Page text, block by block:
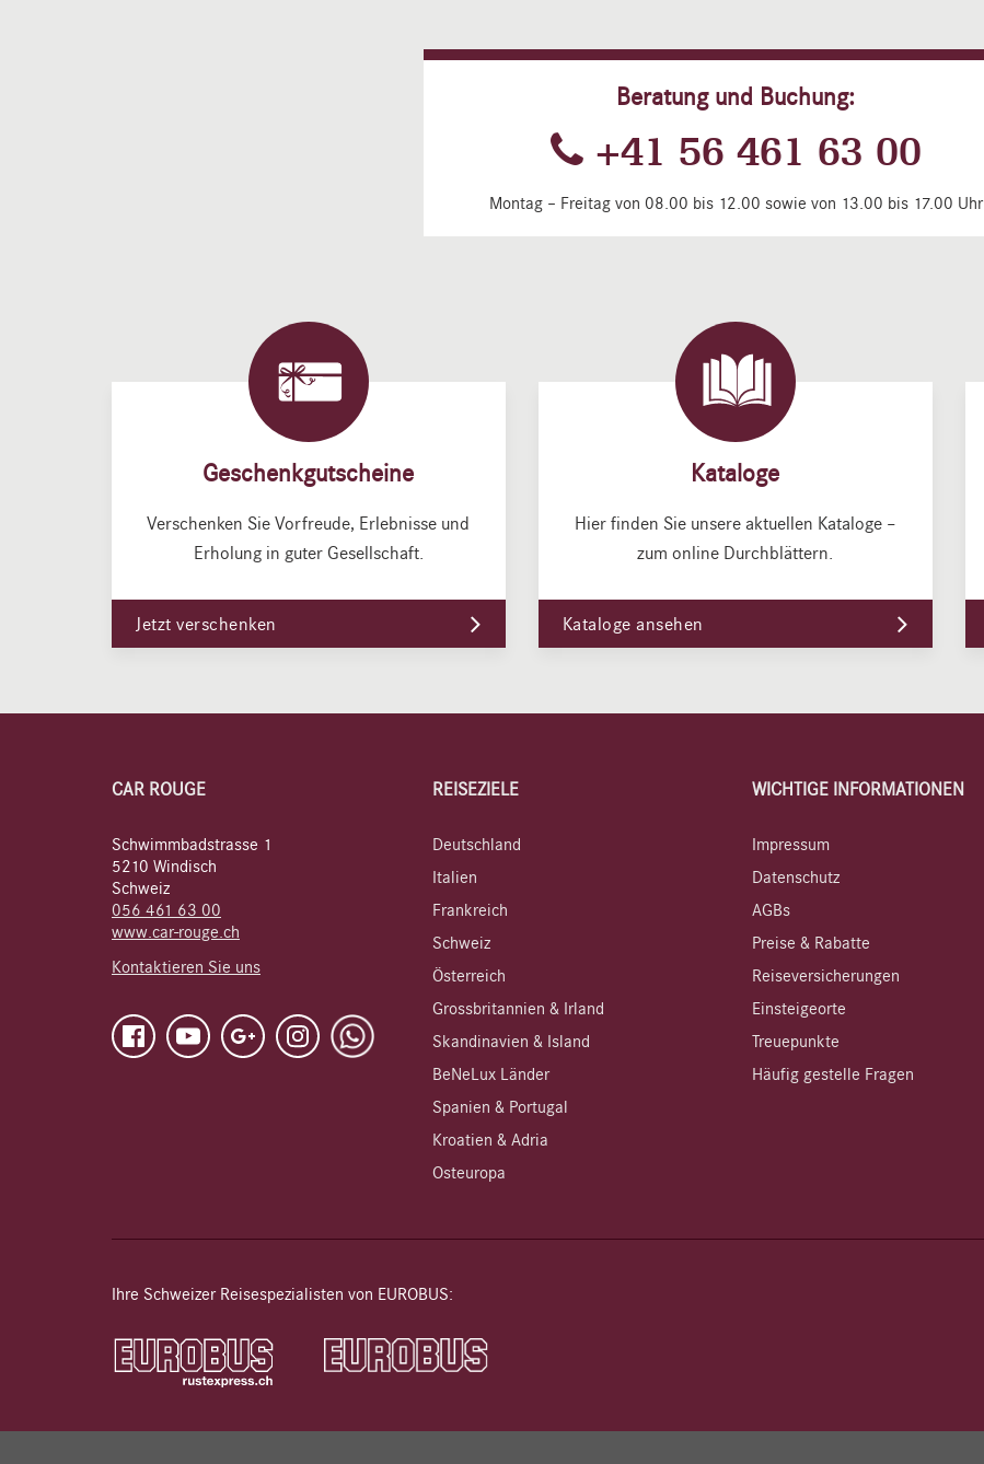
Beratung und Buchung:
+41 56 461 63 00
Montag – Freitag von 08.00 bis 12.00 sowie von 13.00 bis 17.00 Uhr
Geschenkgutscheine
Verschenken Sie Vorfreude, Erlebnisse und
Erholung in guter Gesellschaft.
Jetzt verschenken
Kataloge
Hier finden Sie unsere aktuellen Kataloge –
zum online Durchblättern.
Kataloge ansehen
CAR ROUGE
Schwimmbadstrasse 1
5210 Windisch
Schweiz
056 461 63 00
www.car-rouge.ch
Kontaktieren Sie uns
REISEZIELE
Deutschland
Italien
Frankreich
Schweiz
Österreich
Grossbritannien & Irland
Skandinavien & Island
BeNeLux Länder
Spanien & Portugal
Kroatien & Adria
Osteuropa
WICHTIGE INFORMATIONEN
Impressum
Datenschutz
AGBs
Preise & Rabatte
Reiseversicherungen
Einsteigeorte
Treuepunkte
Häufig gestelle Fragen
Ihre Schweizer Reisespezialisten von EUROBUS: